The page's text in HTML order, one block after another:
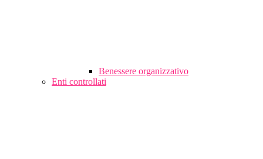
Benessere organizzativo
Enti controllati